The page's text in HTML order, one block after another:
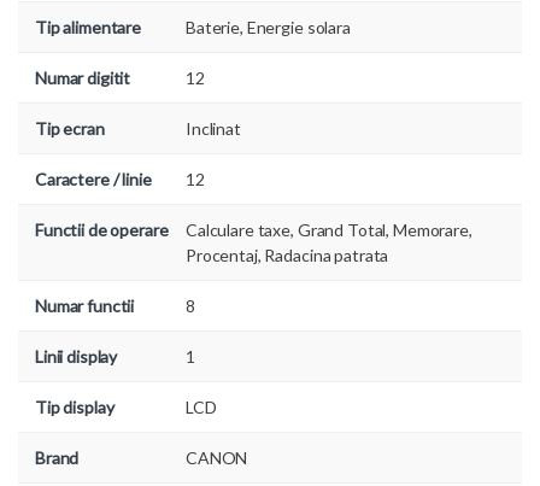
Tip alimentare Baterie, Energie solara
Numar digitit 12
Tip ecran Inclinat
Caractere / linie 12
Functii de operare Calculare taxe, Grand Total, Memorare,
Procentaj, Radacina patrata
Numar functii 8
Linii display 1
Tip display LCD
Brand CANON